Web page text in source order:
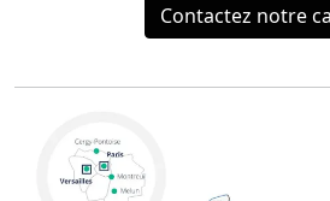
Contactez notre